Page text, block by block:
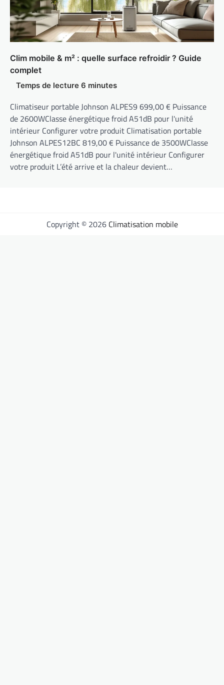
Clim mobile & m² : quelle surface refroidir ? Guide
complet
Climatiseur portable Johnson ALPES9 699,00 € Puissance
de 2600WClasse énergétique froid A51dB pour l'unité
intérieur Configurer votre produit Climatisation portable
Johnson ALPES12BC 819,00 € Puissance de 3500WClasse
énergétique froid A51dB pour l'unité intérieur Configurer
votre produit L’été arrive et la chaleur devient…
Copyright © 2026 Climatisation mobile